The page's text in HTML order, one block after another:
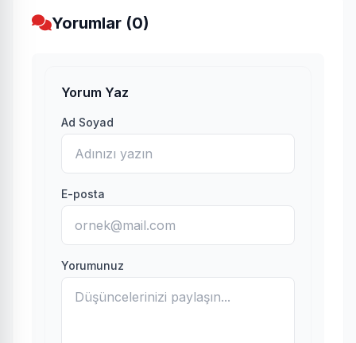
Yorumlar (0)
Yorum Yaz
Ad Soyad
E-posta
Yorumunuz